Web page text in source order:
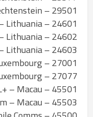
29501 – Telecom FL AG – Liechtenstein
24601 – Omnitel – Lithuania
24602 – UAB Bite GSM – Lithuania
24603 – TELE2 – Lithuania
27001 – P+T LUXGSM – Luxembourg
27077 – Millicom Tango GSM – Luxembourg
45501 – C.T.M. TELEMOVEL+ – Macau
45503 – Hutchinson Telecom – Macau